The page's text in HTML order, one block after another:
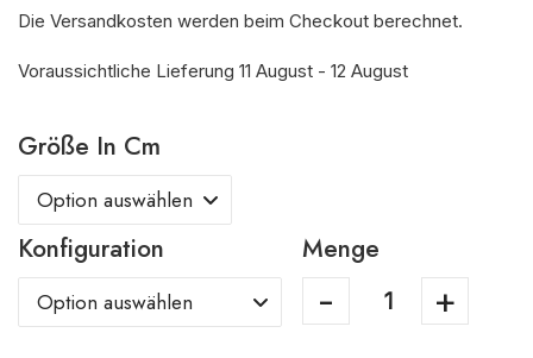
Die Versandkosten werden beim Checkout berechnet.
Voraussichtliche Lieferung 11 August - 12 August
Größe In Cm
Konfiguration Menge